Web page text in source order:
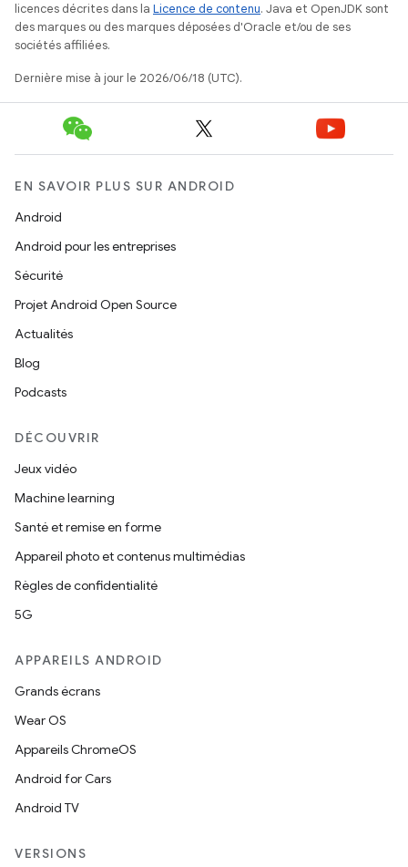
licences décrites dans la Licence de contenu. Java et OpenJDK sont
des marques ou des marques déposées d'Oracle et/ou de ses
sociétés affiliées.
Dernière mise à jour le 2026/06/18 (UTC).
EN SAVOIR PLUS SUR ANDROID
Android
Android pour les entreprises
Sécurité
Projet Android Open Source
Actualités
Blog
Podcasts
DÉCOUVRIR
Jeux vidéo
Machine learning
Santé et remise en forme
Appareil photo et contenus multimédias
Règles de confidentialité
5G
APPAREILS ANDROID
Grands écrans
Wear OS
Appareils ChromeOS
Android for Cars
Android TV
VERSIONS